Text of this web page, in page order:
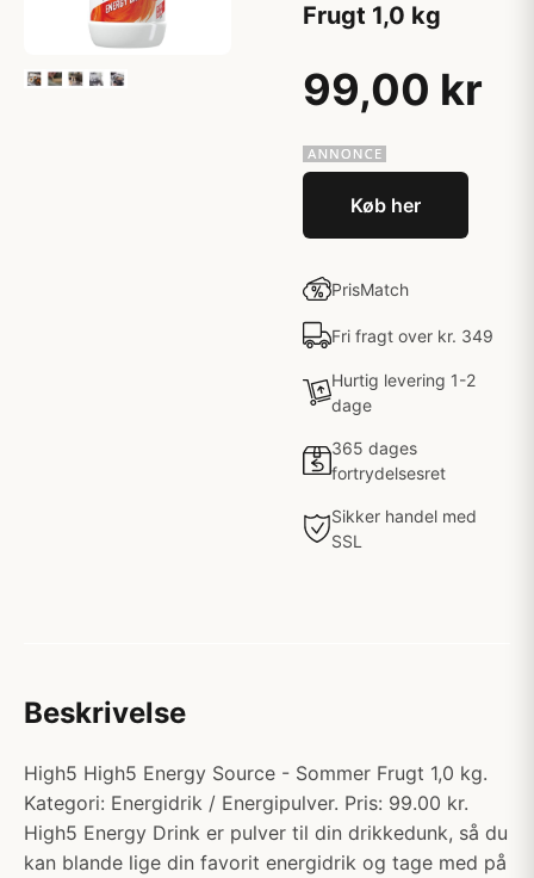
Frugt 1,0 kg
99,00 kr
Køb her
PrisMatch
Fri fragt over kr. 349
Hurtig levering 1-2
dage
365 dages
fortrydelsesret
Sikker handel med
SSL
Beskrivelse
High5 High5 Energy Source - Sommer Frugt 1,0 kg.
Kategori: Energidrik / Energipulver. Pris: 99.00 kr.
High5 Energy Drink er pulver til din drikkedunk, så du
kan blande lige din favorit energidrik og tage med på